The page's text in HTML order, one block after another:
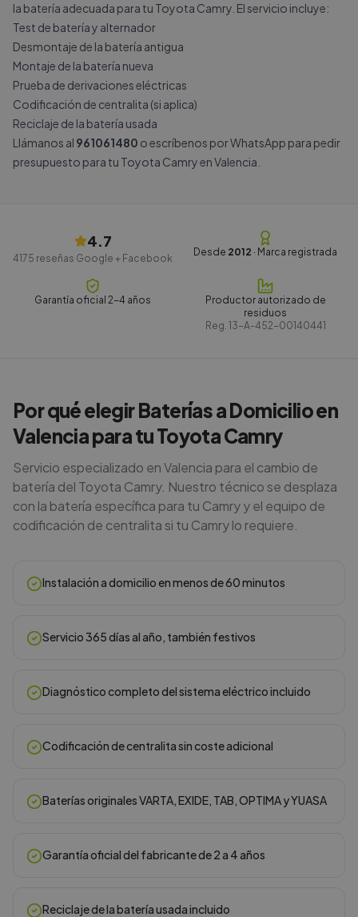
la batería adecuada para tu Toyota Camry. El servicio incluye:
Test de batería y alternador
Desmontaje de la batería antigua
Montaje de la batería nueva
Prueba de derivaciones eléctricas
Codificación de centralita (si aplica)
Reciclaje de la batería usada
Llámanos al 961061480 o escríbenos porWhatsApp para pedir
presupuesto para tu Toyota Camry en Valencia.
4.7
4175 reseñas Google + Facebook
Desde 2012 · Marca registrada
Garantía oficial 2-4 años
Productor autorizado de
residuos
Reg. 13-A-452-00140441
Por qué elegir Baterías a Domicilio en
Valencia para tu Toyota Camry
Servicio especializado en Valencia para el cambio de
batería del Toyota Camry. Nuestro técnico se desplaza
con la batería específica para tu Camry y el equipo de
codificación de centralita si tu Camry lo requiere.
Instalación a domicilio en menos de 60 minutos
Servicio 365 días al año, también festivos
Diagnóstico completo del sistema eléctrico incluido
Codificación de centralita sin coste adicional
Baterías originales VARTA, EXIDE, TAB, OPTIMA y YUASA
Garantía oficial del fabricante de 2 a 4 años
Reciclaje de la batería usada incluido